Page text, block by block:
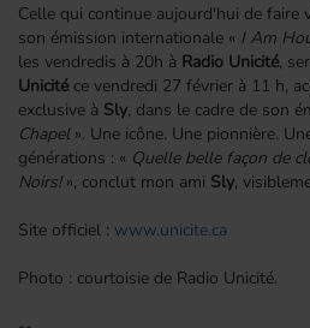
Celle qui continue aujourd'hui de faire
son émission internationale « I Am
les vendredis à 20h à Radio Unicité,
Unicité ce vendredi 27 février à 11 h,
exclusive à Sly, dans le cadre de son
Chapel ». Une icône. Une pionnière.
générations : « Quelle belle façon de
Noirs! », conclut mon ami Sly,
Site officiel : www.unicite.ca
Photo : courtoisie de Radio Unicité.